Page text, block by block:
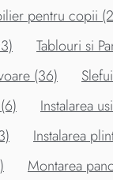
pentru copii
Tablouri si
(36)
Instalarea
Instalarea
Montarea